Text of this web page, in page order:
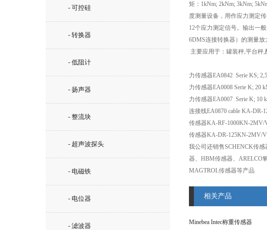
- 可控硅
- 转换器
- 低阻计
- 扬声器
- 整流块
- 超声波探头
- 电磁铁
- 电位器
- 滤波器
矩：1kNm; 2kNm; 3kNm;
度测量设备，用作应力测定
12个应力测定信号。输出一
6DMS连接转换器）的测量放
主要应用于：罐装秤,平台秤
力传感器EA0842 Serie KS;
力传感器EA0008 Serie K; 20
力传感器EA0007 Serie K; 10
连接线EA0870 cable KA-DR-
传感器KA-RF-1000KN-
传感器KA-DR-125KN-2MV/
我公司还销售SCHENCK传
器、HBM传感器、ARELCO
MAGTROL传感器等产品
相关产品
Minebea Intec称重传感器